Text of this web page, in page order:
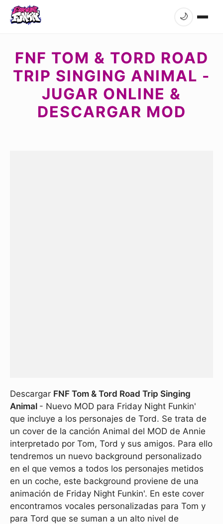
🌙
FNF TOM & TORD ROAD
TRIP SINGING ANIMAL -
JUGAR ONLINE &
DESCARGAR MOD
Descargar FNF Tom & Tord Road Trip Singing
Animal - Nuevo MOD para Friday Night Funkin'
que incluye a los personajes de Tord. Se trata de
un cover de la canción Animal del MOD de Annie
interpretado por Tom, Tord y sus amigos. Para ello
tendremos un nuevo background personalizado
en el que vemos a todos los personajes metidos
en un coche, este background proviene de una
animación de Friday Night Funkin'. En este cover
encontramos vocales personalizadas para Tom y
para Tord que se suman a un alto nivel de